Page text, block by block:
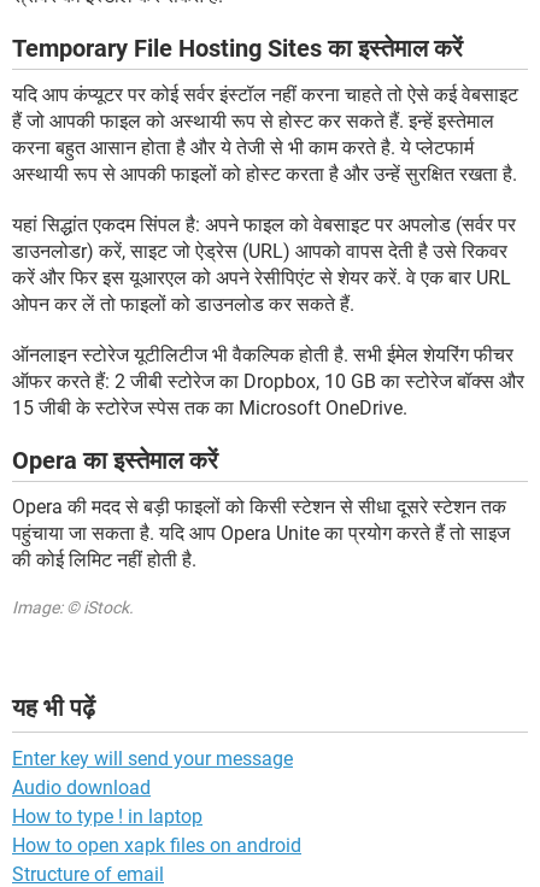
Temporary File Hosting Sites का इस्तेमाल करें
यदि आप कंप्यूटर पर कोई सर्वर इंस्टॉल नहीं करना चाहते तो ऐसे कई वेबसाइट
हैं जो आपकी फाइल को अस्थायी रूप से होस्ट कर सकते हैं. इन्हें इस्तेमाल
करना बहुत आसान होता है और ये तेजी से भी काम करते है. ये प्लेटफार्म
अस्थायी रूप से आपकी फाइलों को होस्ट करता है और उन्हें सुरक्षित रखता है.
यहां सिद्धांत एकदम सिंपल है: अपने फाइल को वेबसाइट पर अपलोड (सर्वर पर
डाउनलोडr) करें, साइट जो ऐड्रेस (URL) आपको वापस देती है उसे रिकवर
करें और फिर इस यूआरएल को अपने रेसीपिएंट से शेयर करें. वे एक बार URL
ओपन कर लें तो फाइलों को डाउनलोड कर सकते हैं.
ऑनलाइन स्टोरेज यूटीलिटीज भी वैकल्पिक होती है. सभी ईमेल शेयरिंग फीचर
ऑफर करते हैं: 2 जीबी स्टोरेज का Dropbox, 10 GB का स्टोरेज बॉक्स और
15 जीबी के स्टोरेज स्पेस तक का Microsoft OneDrive.
Opera का इस्तेमाल करें
Opera की मदद से बड़ी फाइलों को किसी स्टेशन से सीधा दूसरे स्टेशन तक
पहुंचाया जा सकता है. यदि आप Opera Unite का प्रयोग करते हैं तो साइज
की कोई लिमिट नहीं होती है.
Image: © iStock.
यह भी पढ़ें
Enter key will send your message
Audio download
How to type ! in laptop
How to open xapk files on android
Structure of email